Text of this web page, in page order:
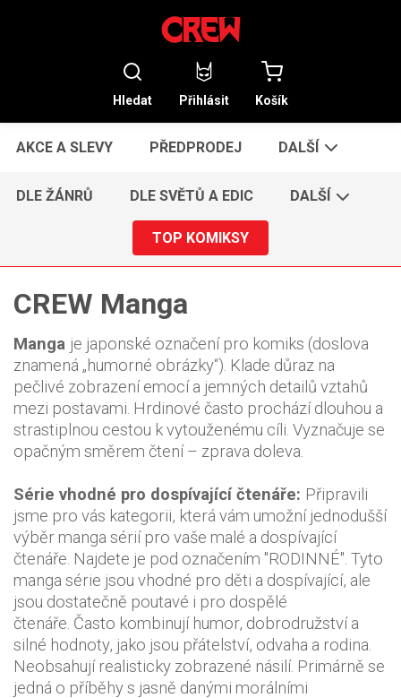
Hledat Přihlásit Košík
AKCE A SLEVY PŘEDPRODEJ DALŠÍ
DLE ŽÁNRŮ DLE SVĚTŮ A EDIC DALŠÍ
TOP KOMIKSY
CREW Manga
Manga je japonské označení pro komiks (doslova
znamená „humorné obrázky“). Klade důraz na
pečlivé zobrazení emocí a jemných detailů vztahů
mezi postavami. Hrdinové často prochází dlouhou a
strastiplnou cestou k vytouženému cíli. Vyznačuje se
opačným směrem čtení – zprava doleva.
Série vhodné pro dospívající čtenáře: Připravili
jsme pro vás kategorii, která vám umožní jednodušší
výběr manga sérií pro vaše malé a dospívající
čtenáře. Najdete je pod označením "RODINNÉ". Tyto
manga série jsou vhodné pro děti a dospívající, ale
jsou dostatečně poutavé i pro dospělé
čtenáře. Často kombinují humor, dobrodružství a
silné hodnoty, jako jsou přátelství, odvaha a rodina.
Neobsahují realisticky zobrazené násilí. Primárně se
jedná o příběhy s jasně danými morálními